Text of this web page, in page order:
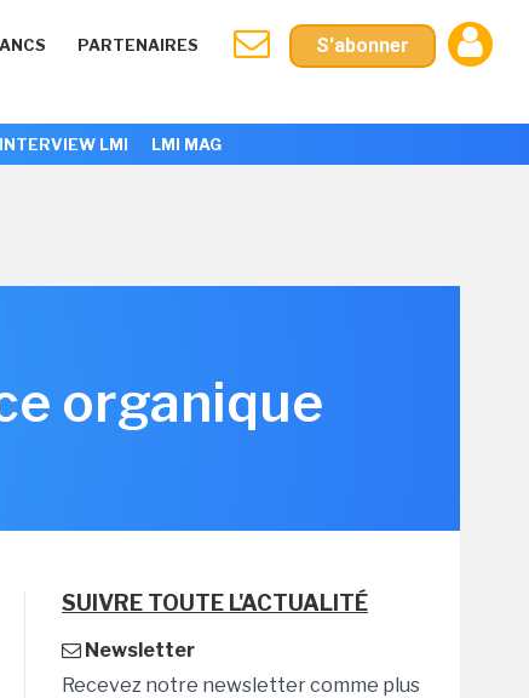
PARTENAIRES S'abonner
INTERVIEW LMI LMI MAG
organique
SUIVRE TOUTE L'ACTUALITÉ
Newsletter
Recevez notre newsletter comme plus